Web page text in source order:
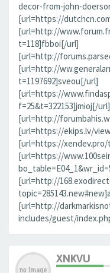
decor-from-john-
[url=https://
[url=http://
t=118]fbboi[/url]
[url=http://
[url=http://
t=1197692]sveou[/url]
[url=https://
f=25&t=322153]jmioj[/url]
[url=http://
[url=https://ekips.lv/
[url=https://
[url=https://
[url=http://
[url=http://
includes/guest/
XNKVU